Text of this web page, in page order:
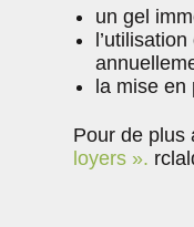
un gel
la mise en
Pour de plus
loyers ».